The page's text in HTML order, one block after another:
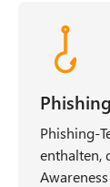
Phishing-
enthalten,